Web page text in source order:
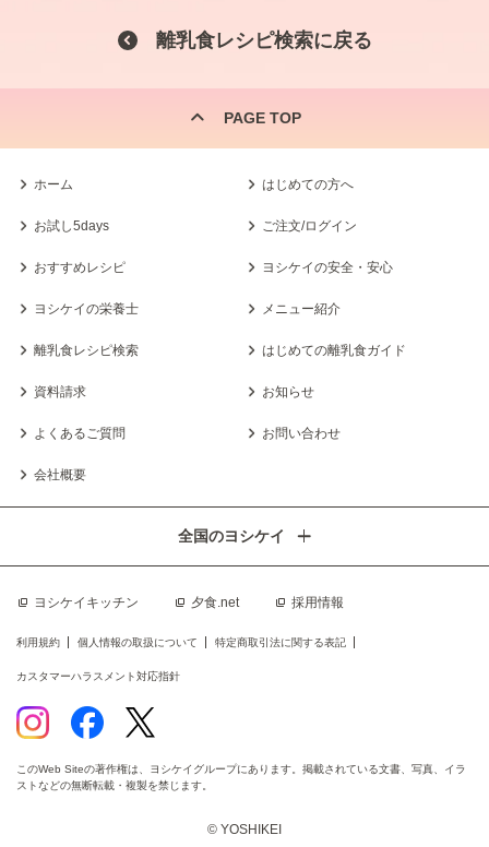
離乳食レシピ検索に戻る
PAGE TOP
ホーム はじめての方へ
お試し5days ご注文/ログイン
おすすめレシピ ヨシケイの安全・安心
ヨシケイの栄養士 メニュー紹介
離乳食レシピ検索 はじめての離乳食ガイド
資料請求 お知らせ
よくあるご質問 お問い合わせ
会社概要
ヨシケイキッチン 夕食.net 採用情報
全国のヨシケイ
利用規約 個人情報の取扱について 特定商取引法に関する表記
カスタマーハラスメント対応指針
このWeb Siteの著作権は、ヨシケイグループにあります。掲載されている文書、写真、イラ
ストなどの無断転載・複製を禁じます。
© YOSHIKEI